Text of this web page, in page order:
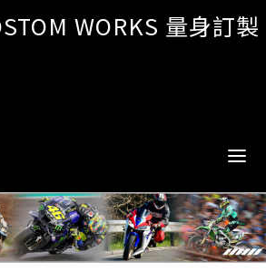
WORKS 量身訂製